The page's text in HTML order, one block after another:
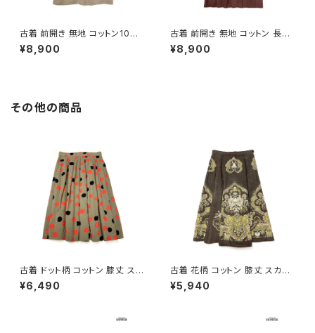
古着 前開き 無地 コットン10
0％ 長袖 アウター テーラード
ライトコート ベージュ (ttu2601
¥8,900
古着 前開き 無地 コットン 長袖
アウター ステンカラー ライトコ
ート 茶 (ttu2601168)
¥8,900
その他の商品
古着 ドット柄 コットン 膝丈 スカ
ート 茶 (ba2607006)
¥6,490
古着 花柄 コットン 膝丈 スカー
ト ダークブラウン (ba260701
3)
¥5,940